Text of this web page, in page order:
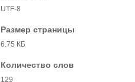
UTF-8
Размер страницы
6.75 КБ
Количество слов
129